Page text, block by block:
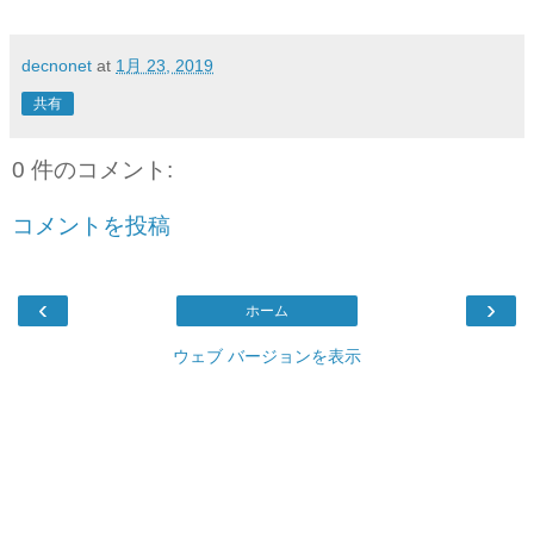
decnonet at 1月 23, 2019
共有
0 件のコメント:
コメントを投稿
‹ ›
ホーム
ウェブ バージョンを表示